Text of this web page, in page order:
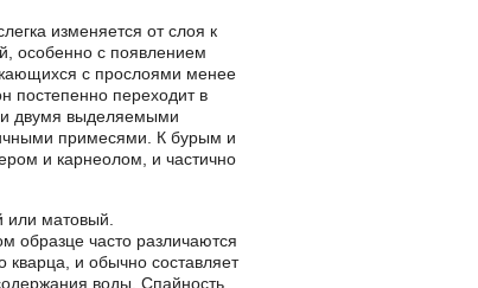
изменяется от слоя к
особенно с появлением
с прослоями менее
постепенно переходит в
двумя выделяемыми
примесями. К бурым и
и карнеолом, и частично
или матовый.
образце часто различаются
кварца, и обычно составляет
воды. Спайность